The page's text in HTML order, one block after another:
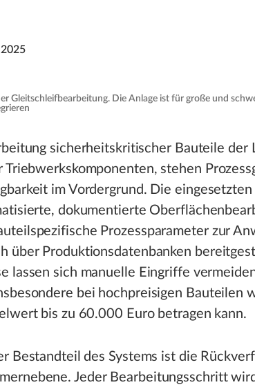
Gleitschleifbearbeitung. Die Anlage ist für große und
sicherheitskritischer Bauteile der
Triebwerkskomponenten, stehen
im Vordergrund. Die
dokumentierte
Prozessparameter zur
über Produktionsdatenbanken
lassen sich manuelle Eingriffe
bei hochpreisigen Bauteilen
bis zu 60.000 Euro betragen kann.
Bestandteil des Systems ist die
Jeder Bearbeitungsschritt